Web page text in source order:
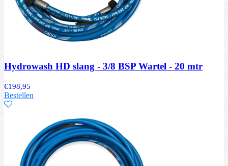
Hydrowash HD slang - 3/8 BSP Wartel - 20 mtr
€198,95
Bestellen